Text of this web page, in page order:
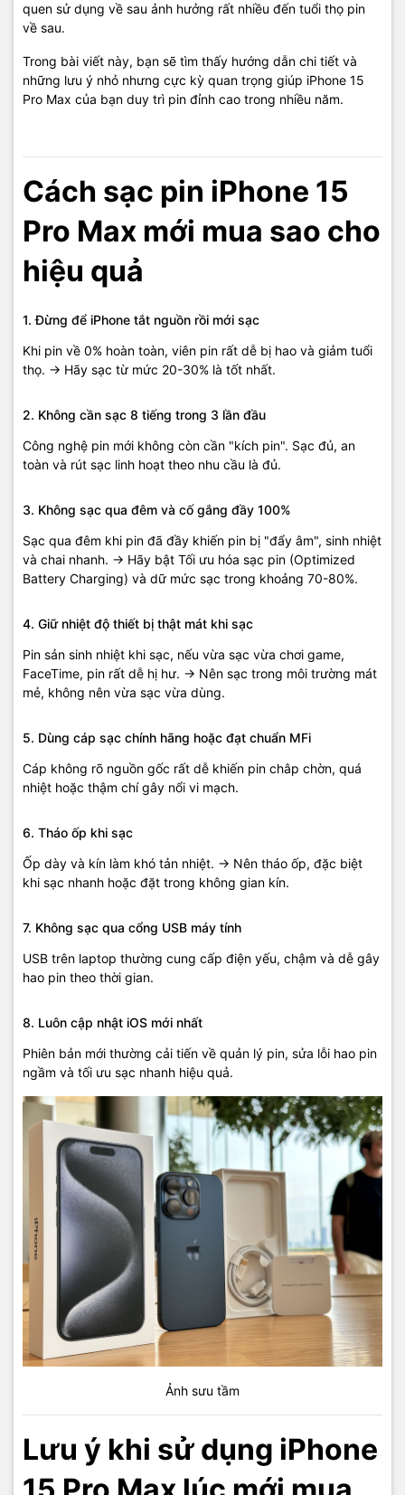
quen sử dụng về sau ảnh hưởng rất nhiều đến tuổi thọ pin
về sau.
Trong bài viết này, bạn sẽ tìm thấy hướng dẫn chi tiết và
những lưu ý nhỏ nhưng cực kỳ quan trọng giúp iPhone 15
Pro Max của bạn duy trì pin đỉnh cao trong nhiều năm.
Cách sạc pin iPhone 15
Pro Max mới mua sao cho
hiệu quả
1. Đừng để iPhone tắt nguồn rồi mới sạc
Khi pin về 0% hoàn toàn, viên pin rất dễ bị hao và giảm tuổi
thọ. → Hãy sạc từ mức 20-30% là tốt nhất.
2. Không cần sạc 8 tiếng trong 3 lần đầu
Công nghệ pin mới không còn cần "kích pin". Sạc đủ, an
toàn và rút sạc linh hoạt theo nhu cầu là đủ.
3. Không sạc qua đêm và cố gắng đầy 100%
Sạc qua đêm khi pin đã đầy khiến pin bị "đẩy âm", sinh nhiệt
và chai nhanh. → Hãy bật Tối ưu hóa sạc pin (Optimized
Battery Charging) và dữ mức sạc trong khoảng 70-80%.
4. Giữ nhiệt độ thiết bị thật mát khi sạc
Pin sản sinh nhiệt khi sạc, nếu vừa sạc vừa chơi game,
FaceTime, pin rất dễ hị hư. → Nên sạc trong môi trường mát
mẻ, không nên vừa sạc vừa dùng.
5. Dùng cáp sạc chính hãng hoặc đạt chuẩn MFi
Cáp không rõ nguồn gốc rất dễ khiến pin châp chờn, quá
nhiệt hoặc thậm chí gây nổi vi mạch.
6. Tháo ốp khi sạc
Ốp dày và kín làm khó tản nhiệt. → Nên tháo ốp, đặc biệt
khi sạc nhanh hoặc đặt trong không gian kín.
7. Không sạc qua cổng USB máy tính
USB trên laptop thường cung cấp điện yếu, chậm và dễ gây
hao pin theo thời gian.
8. Luôn cập nhật iOS mới nhất
Phiên bản mới thường cải tiến về quản lý pin, sửa lỗi hao pin
ngầm và tối ưu sạc nhanh hiệu quả.
Ảnh sưu tầm
Lưu ý khi sử dụng iPhone